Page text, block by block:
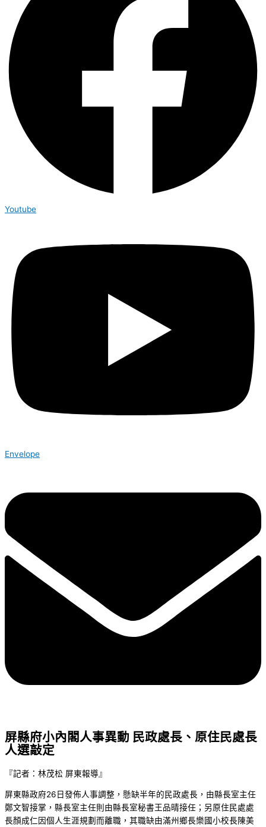
Youtube
Envelope
屏縣府小內閣人事異動 民政處長、原住民處長
人選敲定
『記者：林茂松 屏東報導』
屏東縣政府26日發佈人事調整，懸缺半年的民政處長，由縣長室主任
鄭文智接掌，縣長室主任則由縣長室秘書王品晴接任；另原住民處處
長顏成仁因個人生涯規劃而離職，其職缺由滿州鄉長樂國小校長陳美